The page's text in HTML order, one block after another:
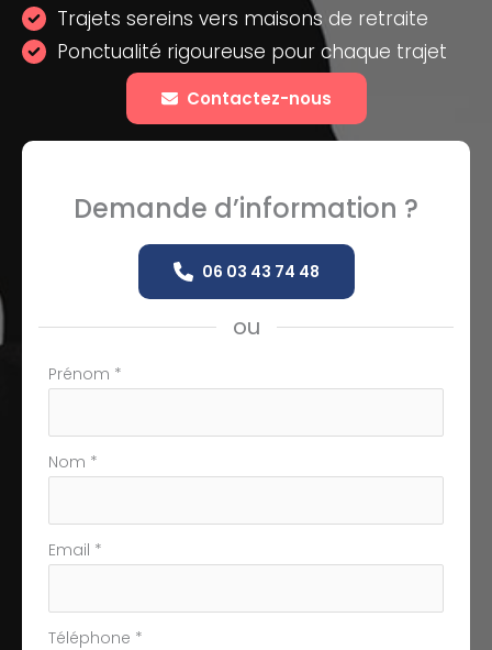
Trajets sereins vers maisons de retraite
Ponctualité rigoureuse pour chaque trajet
Contactez-nous
Demande d’information ?
06 03 43 74 48
ou
Formulaire
téléphone
Prénom *
Nom *
Email *
Téléphone *